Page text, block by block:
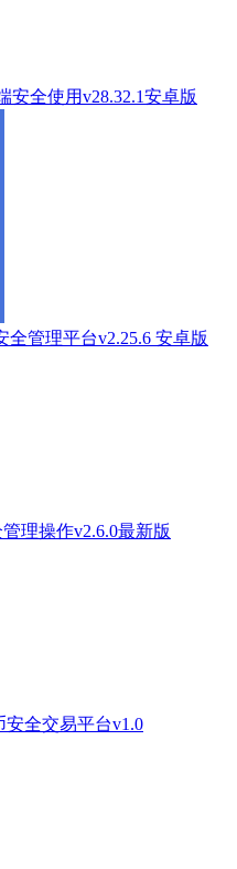
安全使用v28.32.1安卓版
全管理平台v2.25.6 安卓版
理操作v2.6.0最新版
安全交易平台v1.0